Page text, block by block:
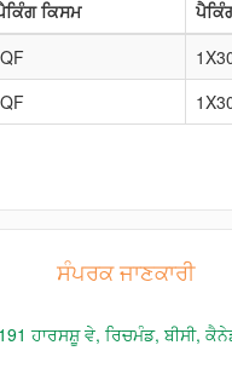
ਕਿਸਮ
ਸੰਪਰਕ ਜਾਣਕਾਰੀ
ਹਾਰਸਸ਼ੂ ਵੇ, ਰਿਚਮੰਡ, ਬੀਸੀ,